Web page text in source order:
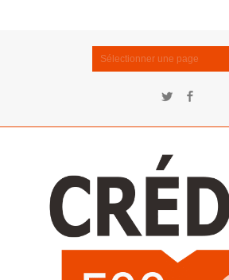
Sélectionner une page
Twitter